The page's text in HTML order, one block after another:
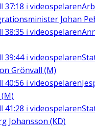
37:18 i videospelaren
Johan
38:35 i videospelaren
39:44i videospelaren
Grönvall (M)
40:56 i videospelaren
41:28 i videospelaren
Johansson (KD)